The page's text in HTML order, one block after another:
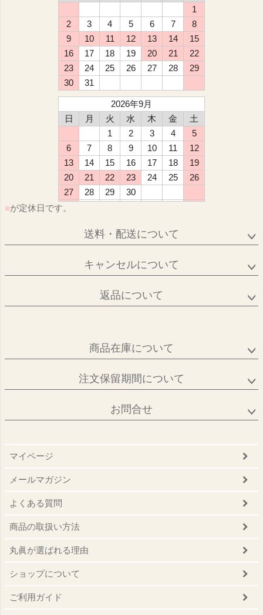
1
2
3 4 5 6 7
8
9
10 11 12 13 14
15
16
17 18 19 20 21
22
23
24 25 26 27 28
29
30
31
2026年9月
日
月 火 水 木 金
土
1
2 3 4
5
6
7 8 9 10 11
12
13
14 15 16 17 18
19
20
21 22 23 24 25
26
27
28 29
30
■が定休日です。
送料・配送について
キャンセルについて
返品について
商品在庫について
注文保留期間について
お問合せ
マイページ
メールマガジン
よくある質問
商品の取扱い方法
丸眞が選ばれる理由
ショップについて
ご利用ガイド